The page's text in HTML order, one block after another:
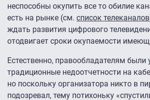
неспособны окупить все то обилие
есть на рынке (см. список телеканалов
ждать развития цифрового
отодвигает сроки окупаемости
Естественно, правообладателям были
традиционные недоотчетности на
но поскольку организатора никто в
подозревал, тему потихоньку